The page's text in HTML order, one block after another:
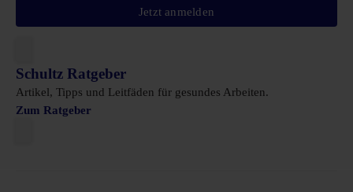
Jetzt anmelden
Schultz Ratgeber
Artikel, Tipps und Leitfäden für gesundes Arbeiten.
Zum Ratgeber